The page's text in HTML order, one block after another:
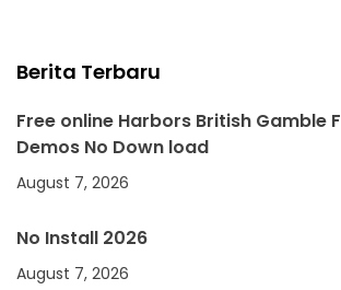
Berita Terbaru
Free online Harbors British Gamble
Demos No Down load
August 7, 2026
No Install 2026
August 7, 2026